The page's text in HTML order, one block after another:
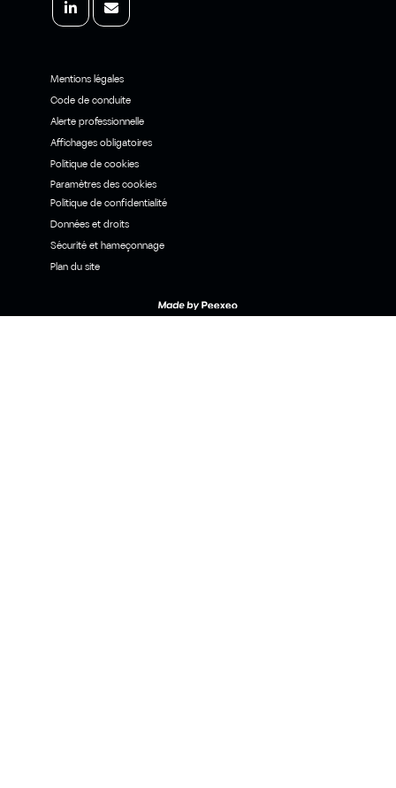
Mentions légales
Code de conduite
Alerte professionnelle
Affichages obligatoires
Politique de cookies
Paramètres des cookies
Politique de confidentialité
Données et droits
Sécurité et hameçonnage
Plan du site